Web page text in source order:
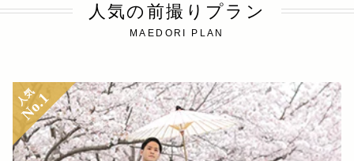
人気の前撮りプラン
MAEDORI PLAN
人気
No.1